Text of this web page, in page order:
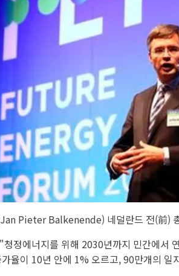
Pieter Balkenende) 네덜란드 전(前)
정에너지를 위해 2030년까지 민간에서
율이 10년 안에 1% 오르고, 90만개의 일